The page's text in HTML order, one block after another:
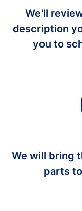
We'll
description
you to
We will bring
parts